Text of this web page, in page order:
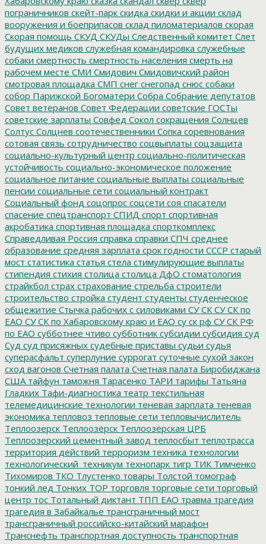
пограничников скейт-парк скидка скидки и акции склад
вооружения и боеприпасов склад пиломатериалов скорая
Скорая помощь СКУД СКУДы Следственный комитет Слет
будущих медиков служебная командировка служебные
собаки смертность смертность населения смерть на
рабочем месте СМИ Смидович Смидовичский район
смотровая площадка СМП снег снегопад снюс собаки
собор Парижской Богоматери Собра Собрание депутатов
Совет ветеранов Совет Федерации советские ГОСТы
советские зарплаты Совфед Сокол сокращения Солнцев
Солтус Солцнев соотечественники Сопка соревнования
сотовая связь сотрудничество соцвыплаты соцзащита
социально-культурный центр социально-политическая
устойчивость социально-экономическое положение
социальное питание социальные выплаты социальные
пенсии социальные сети социальный контракт
Социальный фонд соцопрос соцсети соя спасатели
спасение спецтранспорт СПИД спорт спортивная
акробатика спортивная площадка спорткомплекс
Справедливая Россия справка справки СПЧ среднее
образование средняя зарплата срок годности СССР старый
мост статистика статья стела стимулирующие выплаты
стипендия стихия столица столица ДфО стоматология
страйкбол страх страхование стрельба строители
строительство стройка студент студенты студенческое
общежитие Стычка рабочих с силовиками СУ СК СУ СК по
ЕАО СУ СК по Хабаровскому краю и ЕАО су ск рф СУ СК РФ
по ЕАО субботнее чтиво субботник субсидии субсидия суд
Суд суд присяжных судебные приставы судьи судья
суперасфальт суперлуние суррогат суточные сухой закон
сход вагонов Счетная палата Счетная палата Биробиджана
США тайфун таможня Тарасенко ТАРИ тарифы Татьяна
Гладких Тафи-диагностика театр текстильная
телемедицинские технологии теневая зарплата теневая
экономика тепловоз тепловые сети тепловычислитель
Теплоозерск Теплоозёрск Теплоозёрская ЦРБ
Теплоозерский цементный завод теплосбыт теплотрасса
территория действий терроризм техника технологии
технологический_техникум технопарк тигр ТИК Тимченко
Тихомиров ТКО Тлустенко товары Толстой томограф
тонкий лед Тонких ТОР торговля торговые сети торговый
центр тос Тотальный диктант ТПП ЕАО травма трагедия
трагедия в Забайкалье трансграничный мост
трансграничный российско-китайский марафон
Транснефть транспортная доступность транспортная